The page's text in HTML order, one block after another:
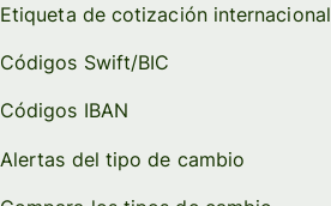
Etiqueta de cotización internacional
Códigos Swift/BIC
Códigos IBAN
Alertas del tipo de cambio